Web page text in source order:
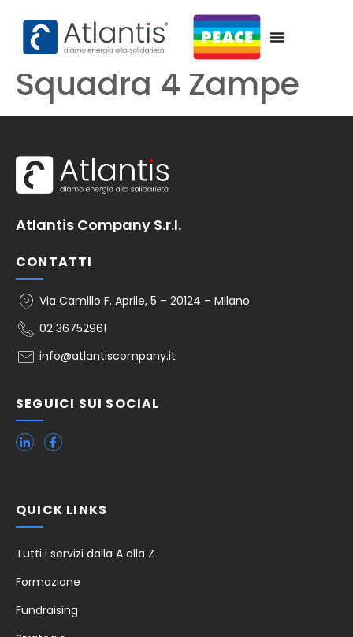
Squadra 4 Zampe
Atlantis Company S.r.l.
CONTATTI
Via Camillo F. Aprile, 5 – 20124 – Milano
02 36752961
info@atlantiscompany.it
SEGUICI SUI SOCIAL
QUICK LINKS
Tutti i servizi dalla A alla Z
Formazione
Fundraising